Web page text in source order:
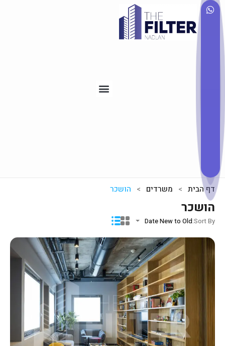
דף הבית משרדים הושכר
הושכר
Sort By:
Date New to Old